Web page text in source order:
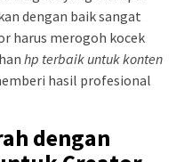
dengan baik sangat
harus merogoh kocek
hp terbaik untuk konten
hasil profesional
dengan